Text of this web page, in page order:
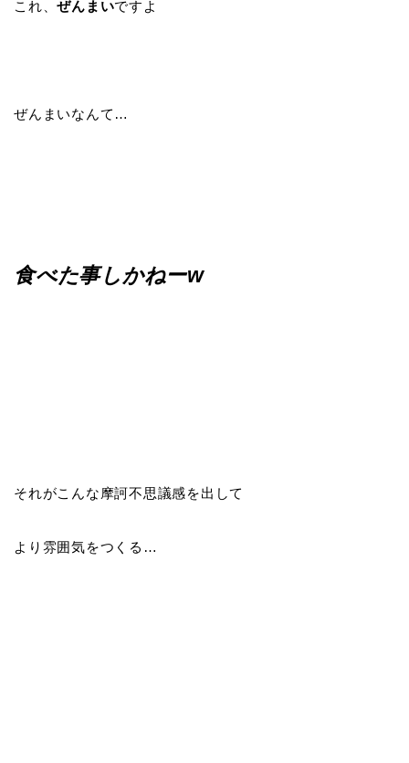
これ、ぜんまいですよ
ぜんまいなんて…
食べた事しかねーw
それがこんな摩訶不思議感を出して
より雰囲気をつくる…